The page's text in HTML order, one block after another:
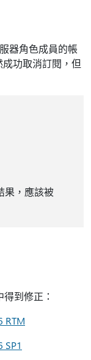
器角色成員的帳
功取消訂閱，但
果，應該被
到修正：
RTM
SP1